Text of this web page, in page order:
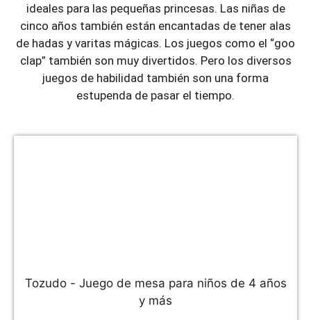
ideales para las pequeñas princesas. Las niñas de
cinco años también están encantadas de tener alas
de hadas y varitas mágicas. Los juegos como el “goo
clap” también son muy divertidos. Pero los diversos
juegos de habilidad también son una forma
estupenda de pasar el tiempo.
Tozudo - Juego de mesa para niños de 4 años
y más